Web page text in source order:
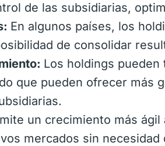
de las subsidiarias,
En algunos países, los
de consolidar
Los holdings pueden
que pueden ofrecer más
un crecimiento más
mercados sin